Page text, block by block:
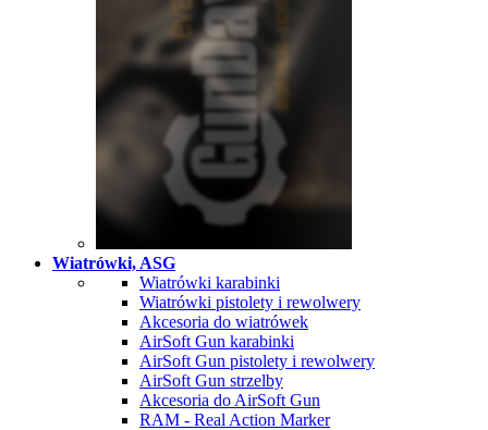
Wiatrówki, ASG
Wiatrówki karabinki
Wiatrówki pistolety i rewolwery
Akcesoria do wiatrówek
AirSoft Gun karabinki
AirSoft Gun pistolety i rewolwery
AirSoft Gun strzelby
Akcesoria do AirSoft Gun
RAM - Real Action Marker